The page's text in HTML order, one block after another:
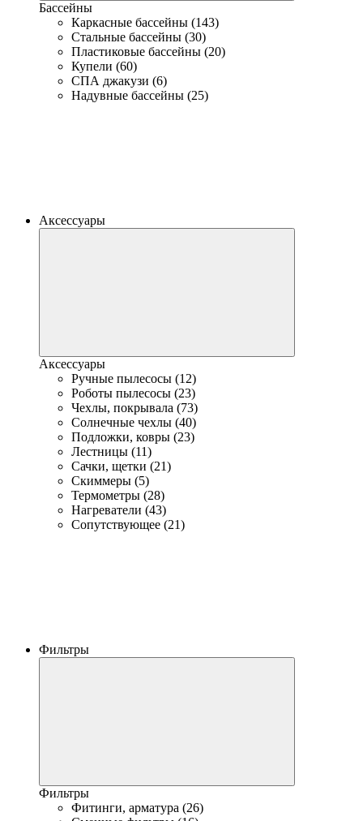
Бассейны
Каркасные бассейны (143)
Стальные бассейны (30)
Пластиковые бассейны (20)
Купели (60)
СПА джакузи (6)
Надувные бассейны (25)
Аксессуары
Аксессуары
Ручные пылесосы (12)
Роботы пылесосы (23)
Чехлы, покрывала (73)
Солнечные чехлы (40)
Подложки, ковры (23)
Лестницы (11)
Сачки, щетки (21)
Скиммеры (5)
Термометры (28)
Нагреватели (43)
Сопутствующее (21)
Фильтры
Фильтры
Фитинги, арматура (26)